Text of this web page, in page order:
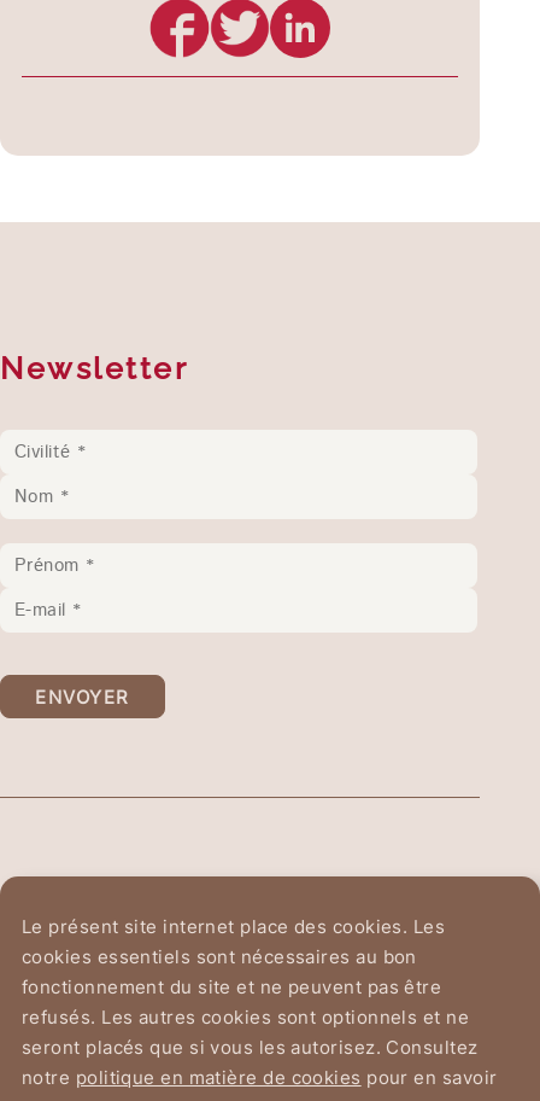
Saint-Sépulcre de Jérusalem
Avenue du Chant d'Oiseau 2
1150 Bruxelles
Newsletter
ENVOYER
Le présent site internet place des cookies. Les
cookies essentiels sont nécessaires au bon
fonctionnement du site et ne peuvent pas être
refusés. Les autres cookies sont optionnels et ne
seront placés que si vous les autorisez. Consultez
notre politique en matière de cookies pour en savoir